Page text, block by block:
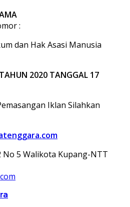
:
dan Hak Asasi Manusia
2020 TANGGAL 17
Iklan Silahkan
No 5 Walikota Kupang-NTT